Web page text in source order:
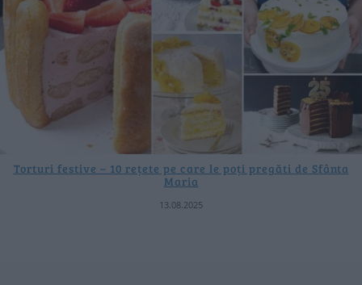
Torturi festive – 10 rețete pe care le poți pregăti de Sfânta
Maria
13.08.2025